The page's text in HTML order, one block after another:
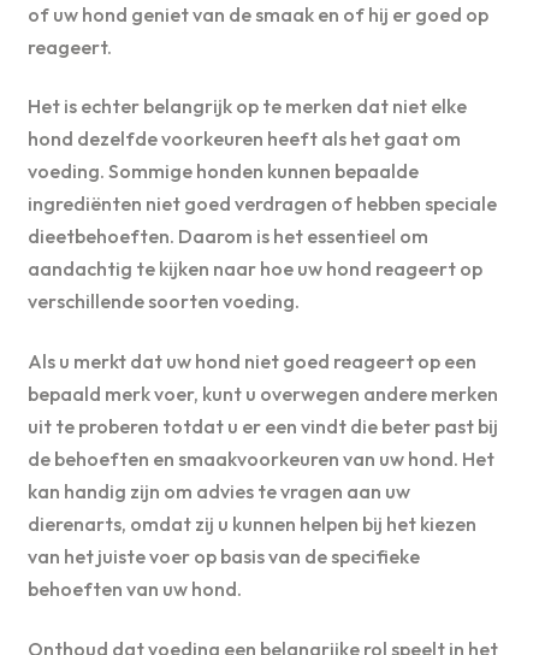
of uw hond geniet van de smaak en of hij er goed op
reageert.
Het is echter belangrijk op te merken dat niet elke
hond dezelfde voorkeuren heeft als het gaat om
voeding. Sommige honden kunnen bepaalde
ingrediënten niet goed verdragen of hebben speciale
dieetbehoeften. Daarom is het essentieel om
aandachtig te kijken naar hoe uw hond reageert op
verschillende soorten voeding.
Als u merkt dat uw hond niet goed reageert op een
bepaald merk voer, kunt u overwegen andere merken
uit te proberen totdat u er een vindt die beter past bij
de behoeften en smaakvoorkeuren van uw hond. Het
kan handig zijn om advies te vragen aan uw
dierenarts, omdat zij u kunnen helpen bij het kiezen
van het juiste voer op basis van de specifieke
behoeften van uw hond.
Onthoud dat voeding een belangrijke rol speelt in het